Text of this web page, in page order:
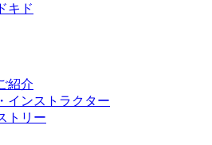
キド
紹介
インストラクター
トリー